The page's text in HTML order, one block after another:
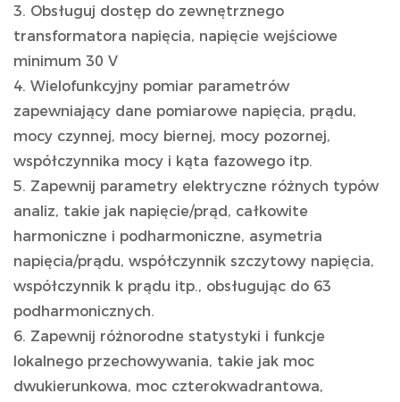
3. Obsługuj dostęp do zewnętrznego
transformatora napięcia, napięcie wejściowe
minimum 30 V
4. Wielofunkcyjny pomiar parametrów
zapewniający dane pomiarowe napięcia, prądu,
mocy czynnej, mocy biernej, mocy pozornej,
współczynnika mocy i kąta fazowego itp.
5. Zapewnij parametry elektryczne różnych typów
analiz, takie jak napięcie/prąd, całkowite
harmoniczne i podharmoniczne, asymetria
napięcia/prądu, współczynnik szczytowy napięcia,
współczynnik k prądu itp., obsługując do 63
podharmonicznych.
6. Zapewnij różnorodne statystyki i funkcje
lokalnego przechowywania, takie jak moc
dwukierunkowa, moc czterokwadrantowa,